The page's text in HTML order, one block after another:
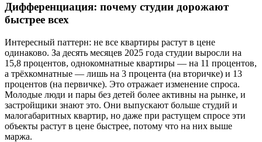
Дифференциация: почему студии дорожают
быстрее всех
Интересный паттерн: не все квартиры растут в цене
одинаково. За десять месяцев 2025 года студии выросли на
15,8 процентов, однокомнатные квартиры — на 11 процентов,
а трёхкомнатные — лишь на 3 процента (на вторичке) и 13
процентов (на первичке). Это отражает изменение спроса.
Молодые люди и пары без детей более активны на рынке, и
застройщики знают это. Они выпускают больше студий и
малогабаритных квартир, но даже при растущем спросе эти
объекты растут в цене быстрее, потому что на них выше
маржа.